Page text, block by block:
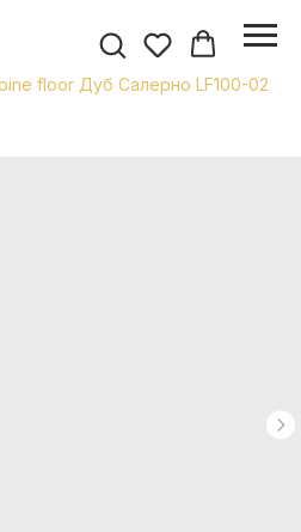
floor Дуб Салерно LF100-02